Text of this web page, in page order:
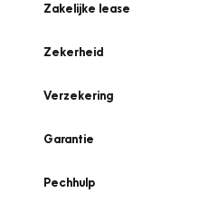
Zakelijke lease
Zekerheid
Verzekering
Garantie
Pechhulp